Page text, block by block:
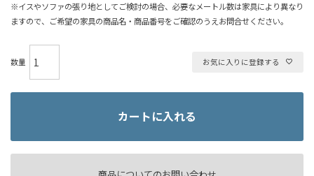
※イスやソファの張り地としてご検討の場合、必要なメートル数は家具により異なり
ますので、ご希望の家具の商品名・商品番号をご確認のうえお問合せください。
お気に入りに登録する
カートに入れる